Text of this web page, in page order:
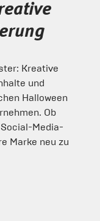
Kreative
und
Halloween
Ob
Media-
Marke neu zu